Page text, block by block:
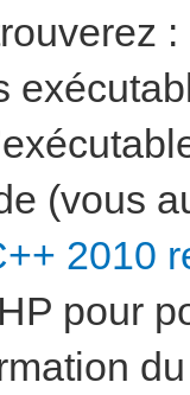
:
(vous
2010
pour